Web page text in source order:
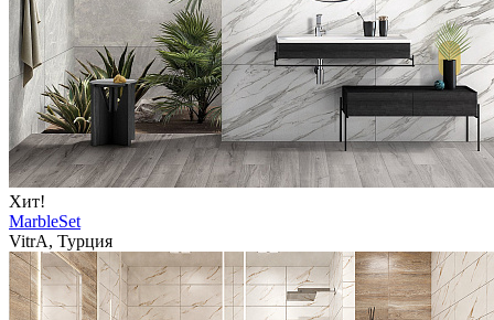
Хит!
MarbleSet
VitrA, Турция